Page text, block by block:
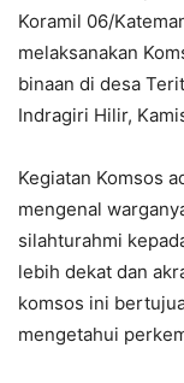
Koramil 06/
melaksanakan
binaan di desa
Indragiri Hilir,
Kegiatan Komsos
mengenal
silahturahmi
lebih dekat dan
komsos ini
mengetahui